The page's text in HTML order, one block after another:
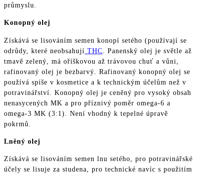
průmyslu.
Konopný olej
Získává se lisováním semen konopí setého (používají se
odrůdy, které neobsahují THC . Panenský olej je světle až
tmavě zelený, má oříškovou až trávovou chuť a vůni,
rafinovaný olej je bezbarvý. Rafinovaný konopný olej se
používá spíše v kosmetice a k technickým účelům než v
potravinářství. Konopný olej je ceněný pro vysoký obsah
nenasycených MK a pro příznivý poměr omega-6 a
omega-3 MK (3:1). Není vhodný k tepelné úpravě
pokrmů.
Lněný olej
Získává se lisováním semen lnu setého, pro potravinářské
účely se lisuje za studena, pro technické navíc s použitím